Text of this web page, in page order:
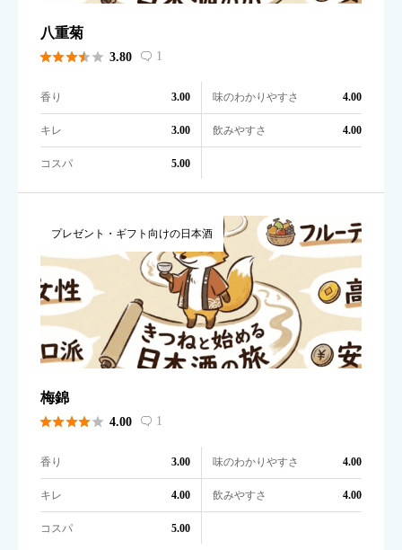
八重菊
 3.80  1
香り 3.00 味のわかりやすさ 4.00
キレ 3.00 飲みやすさ 4.00
コスパ 5.00
プレゼント・ギフト向けの日本酒
梅錦
 4.00  1
香り 3.00 味のわかりやすさ 4.00
キレ 4.00 飲みやすさ 4.00
コスパ 5.00